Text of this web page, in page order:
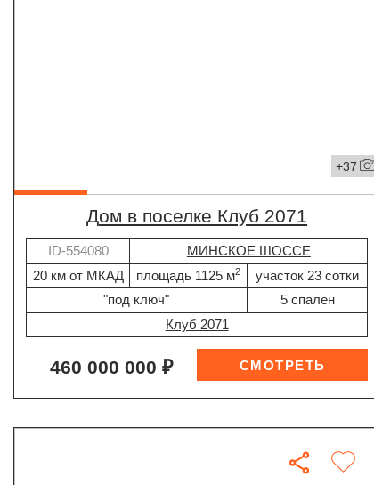
+37
дом в поселке Клуб 2071
ID-554080
МИНСКОЕ ШОССЕ
20 км от МКАД
площадь 1125 м2
участок 23 сотки
"под ключ"
5 спален
Клуб 2071
460 000 000 ₽